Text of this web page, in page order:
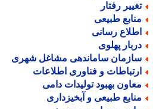
رفتار
طبیعی
رسانی
پهلوی
ساماندهی مشاغل شهری
و فناوری اطلاعات
بهبود تولیدات دامی
طبیعی و آبخیزداری